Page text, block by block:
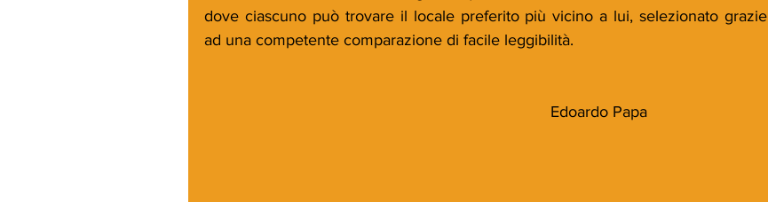
dove ciascuno può trovare il locale preferito più vicino a lui, selezionato grazie
ad una competente comparazione di facile leggibilità.
Edoardo Papa